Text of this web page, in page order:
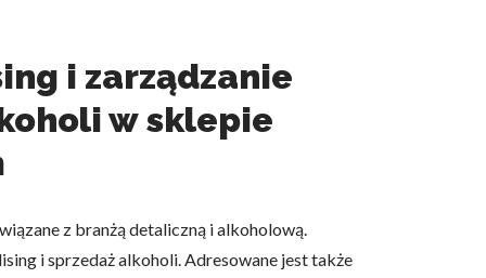
i zarządzanie
w sklepie
z branżą detaliczną i alkoholową.
i sprzedaż alkoholi. Adresowane jest także